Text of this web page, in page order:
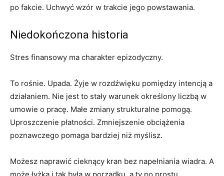
po fakcie. Uchwyć wzór w trakcie jego powstawania.
Niedokończona historia
Stres finansowy ma charakter epizodyczny.
To rośnie. Upada. Żyje w rozdźwięku pomiędzy intencją a
działaniem. Nie jest to stały warunek określony liczbą w
umowie o pracę. Małe zmiany strukturalne pomogą.
Uproszczenie płatności. Zmniejszenie obciążenia
poznawczego pomaga bardziej niż myślisz.
Możesz naprawić cieknący kran bez napełniania wiadra. A